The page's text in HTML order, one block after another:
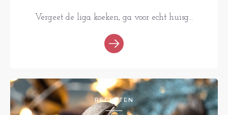
Vergeet de liga koeken, ga voor echt huisg...
RECEPTEN